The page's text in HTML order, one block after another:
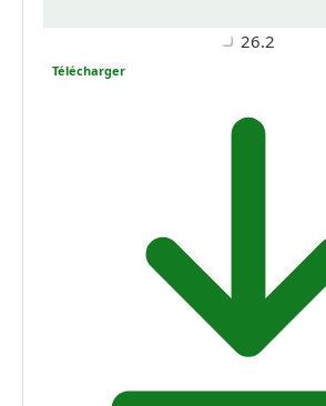
26.2
Télécharger